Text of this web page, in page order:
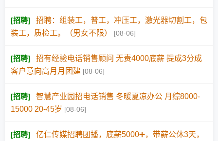
[招聘]
招聘：组装工，普工，冲压工，激光器切割工，包
装工，质检工。（男女不限）
[08-06]
[招聘]
招有经验电话销售顾问 无责4000底薪 提成3分成
客户意向高月月团建 [08-06]
[招聘]
智慧产业园招电话销售 冬暖夏凉办公 月综8000-
15000 20-45岁 [08-06]
[招聘]
亿仁传媒招聘团播，底薪5000➕，带薪公休3天，